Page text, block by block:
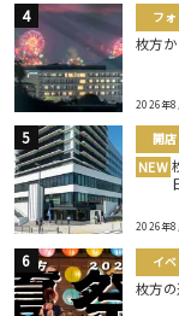
フ
枚方か
2026年8
開
NEW
2026年8
イ
枚方の